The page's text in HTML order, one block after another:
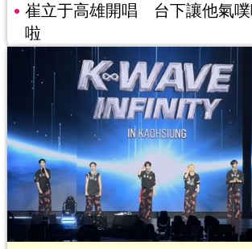
崔立于高雄開唱 台下讓他氣噗
啦